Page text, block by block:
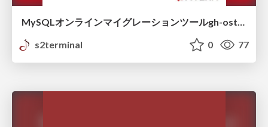
s2terminal
0 77